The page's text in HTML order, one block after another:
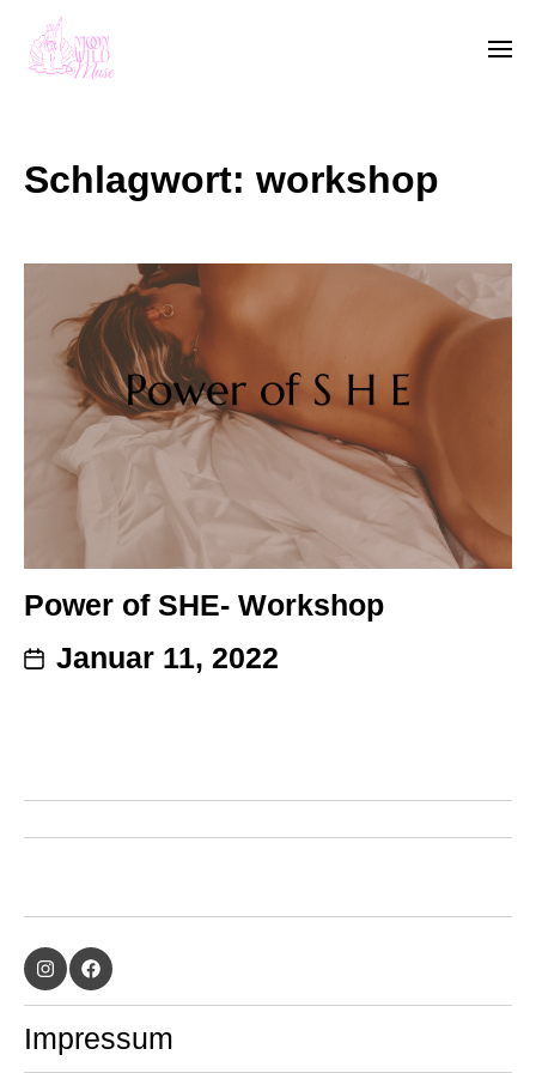
Schlagwort: workshop
Power of SHE- Workshop
Januar 11, 2022
Impressum